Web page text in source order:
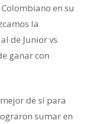
en su
la
de Junior vs
ganar con
de sí para
sumar en